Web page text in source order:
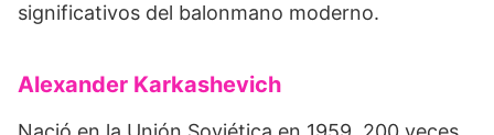
significativos del balonmano moderno.
Alexander Karkashevich